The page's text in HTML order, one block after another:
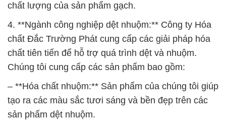
chất lượng của sản phẩm gạch.
4. **Ngành công nghiệp dệt nhuộm:** Công ty Hóa
chất Đắc Trường Phát cung cấp các giải pháp hóa
chất tiên tiến để hỗ trợ quá trình dệt và nhuộm.
Chúng tôi cung cấp các sản phẩm bao gồm:
– **Hóa chất nhuộm:** Sản phẩm của chúng tôi giúp
tạo ra các màu sắc tươi sáng và bền đẹp trên các
sản phẩm dệt nhuộm.